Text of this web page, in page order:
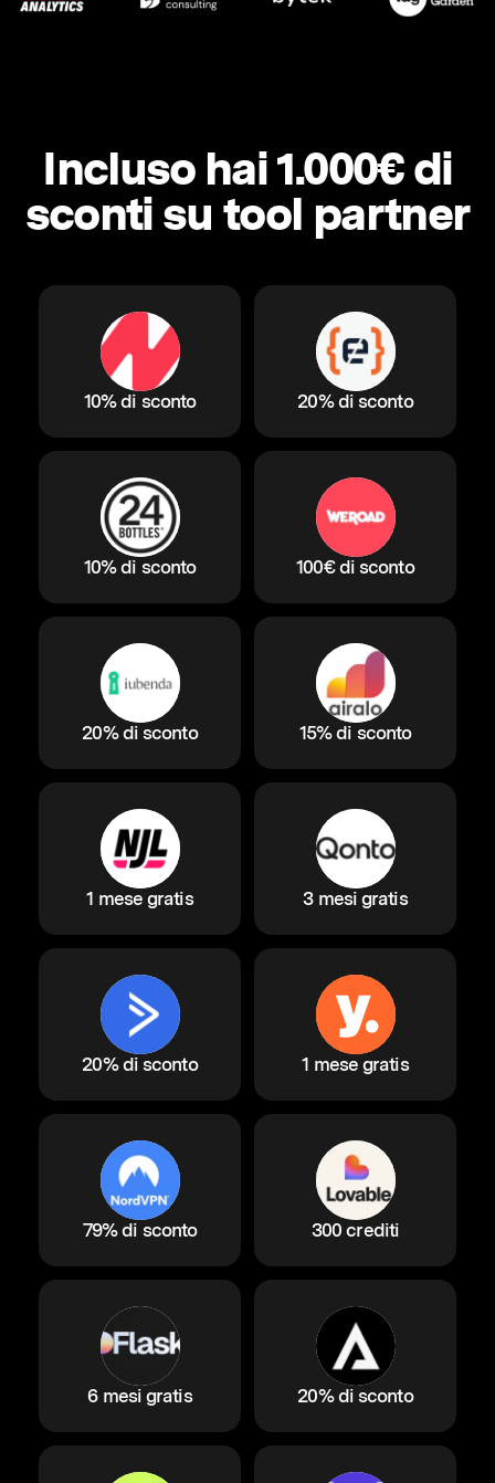
Incluso hai 1.000€ di
sconti su tool partner
10% di sconto 20% di sconto
10% di sconto 100€ di sconto
20% di sconto 15% di sconto
1 mese gratis 3 mesi gratis
20% di sconto 1 mese gratis
79% di sconto 300 crediti
6 mesi gratis 20% di sconto